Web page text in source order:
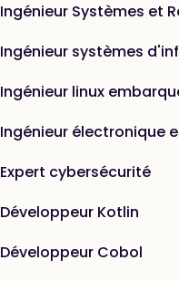
Ingénieur Systèmes et
Ingénieur systèmes
Ingénieur linux
Ingénieur électronique
Expert cybersécurité
Développeur Kotlin
Développeur Cobol